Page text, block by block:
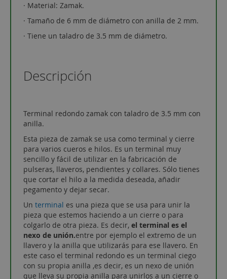
· Material: Zamak.
· Tamaño de 6 mm de diámetro con anilla de 2 mm.
· Tiene un taladro de 3.5 mm de diámetro.
Descripción
Terminal redondo zamak con taladro de 3.5 mm con
anilla.
Esta pieza de zamak se usa como terminal y cierre
para varios cueros e hilos. Es un terminal muy
sencillo y fácil de utilizar en la fabricación de
pulseras, llaveros, pendientes y collares. Sólo tienes
que cortar el hilo a la medida deseada, añadir
pegamento y dejar secar.
Unterminal es una pieza que se usa para unir la
pieza que estemos haciendo a un cierre o para
colgarlo de otra pieza. Es decir,el terminal es el
nexo de unión.entre por ejemplo el extremo de un
llavero y la anilla que utilizarás para ese llavero. En
este caso el terminal redondo es un terminal ciego
con su propia anilla ,es decir, es un nexo de unión
que lleva su propia anilla para unirlos a un cierre o